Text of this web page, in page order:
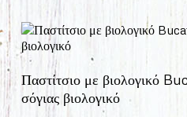
Παστίτσιο με βιολογικό
σόγιας βιολογικό